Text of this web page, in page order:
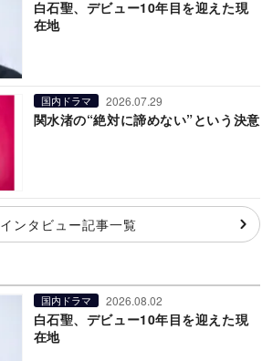
白石聖、デビュー10年目を迎えた現
在地
国内ドラマ 2026.07.29
関水渚の“絶対に諦めない”という決意
インタビュー記事一覧
国内ドラマ 2026.08.02
白石聖、デビュー10年目を迎えた現
在地